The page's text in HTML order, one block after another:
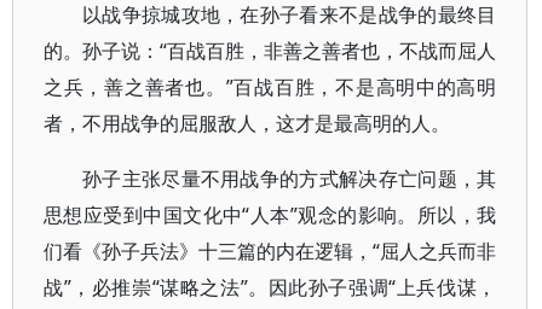
以战争掠城攻地，在孙子看来不是战争的最终目
的。孙子说：“百战百胜，非善之善者也，不战而屈人
之兵，善之善者也。”百战百胜，不是高明中的高明
者，不用战争的屈服敌人，这才是最高明的人。
孙子主张尽量不用战争的方式解决存亡问题，其
思想应受到中国文化中“人本”观念的影响。所以，我
们看《孙子兵法》十三篇的内在逻辑，“屈人之兵而非
战”，必推崇“谋略之法”。因此孙子强调“上兵伐谋，